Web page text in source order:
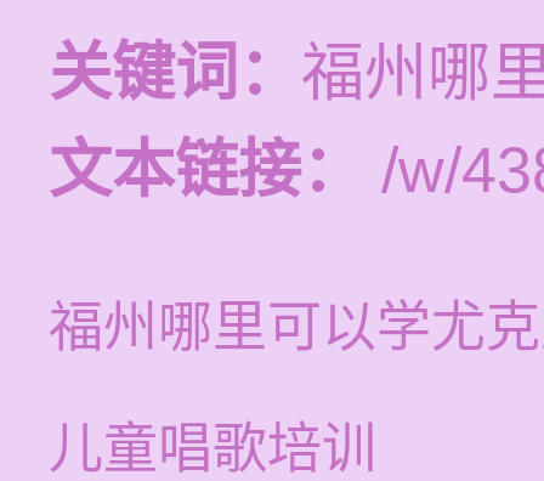
关键词： 福州哪
文本链接：
/w/
福州哪里可以学尤
儿童唱歌培训